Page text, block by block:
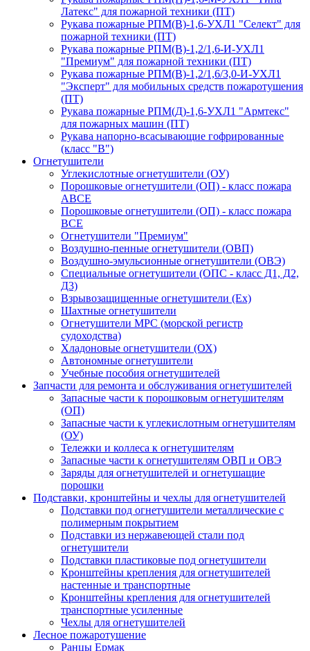
Латекс" для пожарной техники (ПТ)
Рукава пожарные РПМ(В)-1,6-УХЛ1 "Селект" для
пожарной техники (ПТ)
Рукава пожарные РПМ(В)-1,2/1,6-И-УХЛ1
"Премиум" для пожарной техники (ПТ)
Рукава пожарные РПМ(В)-1,2/1,6/3,0-И-УХЛ1
"Эксперт" для мобильных средств пожаротушения
(ПТ)
Рукава пожарные РПМ(Д)-1,6-УХЛ1 "Армтекс"
для пожарных машин (ПТ)
Рукава напорно-всасывающие гофрированные
(класс "В")
Огнетушители
Углекислотные огнетушители (ОУ)
Порошковые огнетушители (ОП) - класс пожара
АВСЕ
Порошковые огнетушители (ОП) - класс пожара
ВСЕ
Огнетушители "Премиум"
Воздушно-пенные огнетушители (ОВП)
Воздушно-эмульсионные огнетушители (ОВЭ)
Специальные огнетушители (ОПС - класс Д1, Д2,
Д3)
Взрывозащищенные огнетушители (Ex)
Шахтные огнетушители
Огнетушители МРС (морской регистр
судоходства)
Хладоновые огнетушители (ОХ)
Автономные огнетушители
Учебные пособия огнетушителей
Запчасти для ремонта и обслуживания огнетушителей
Запасные части к порошковым огнетушителям
(ОП)
Запасные части к углекислотным огнетушителям
(ОУ)
Тележки и коллеса к огнетушителям
Запасные части к огнетушителям ОВП и ОВЭ
Заряды для огнетушителей и огнетушащие
порошки
Подставки, кронштейны и чехлы для огнетушителей
Подставки под огнетушители металлические с
полимерным покрытием
Подставки из нержавеющей стали под
огнетушители
Подставки пластиковые под огнетушители
Кронштейны крепления для огнетушителей
настенные и транспортные
Кронштейны крепления для огнетушителей
транспортные усиленные
Чехлы для огнетушителей
Лесное пожаротушение
Ранцы Ермак